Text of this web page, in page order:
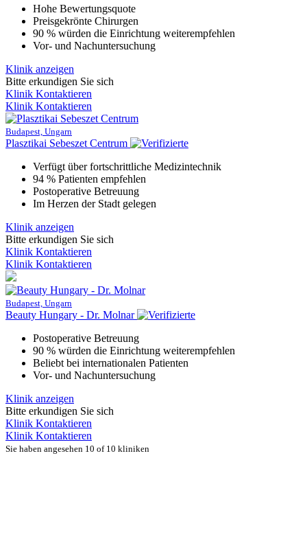
Hohe Bewertungsquote
Preisgekrönte Chirurgen
90 % würden die Einrichtung weiterempfehlen
Vor- und Nachuntersuchung
Klinik anzeigen
Bitte erkundigen Sie sich
Klinik Kontaktieren
Klinik Kontaktieren
Budapest, Ungarn
Plasztikai Sebeszet Centrum
Verfügt über fortschrittliche Medizintechnik
94 % Patienten empfehlen
Postoperative Betreuung
Im Herzen der Stadt gelegen
Klinik anzeigen
Bitte erkundigen Sie sich
Klinik Kontaktieren
Klinik Kontaktieren
Budapest, Ungarn
Beauty Hungary - Dr. Molnar
Postoperative Betreuung
90 % würden die Einrichtung weiterempfehlen
Beliebt bei internationalen Patienten
Vor- und Nachuntersuchung
Klinik anzeigen
Bitte erkundigen Sie sich
Klinik Kontaktieren
Klinik Kontaktieren
Sie haben angesehen 10 of 10 kliniken